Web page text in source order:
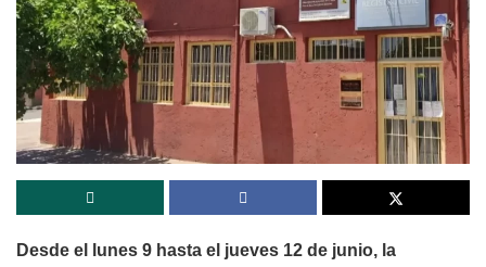
Desde el lunes 9 hasta el jueves 12 de junio, la